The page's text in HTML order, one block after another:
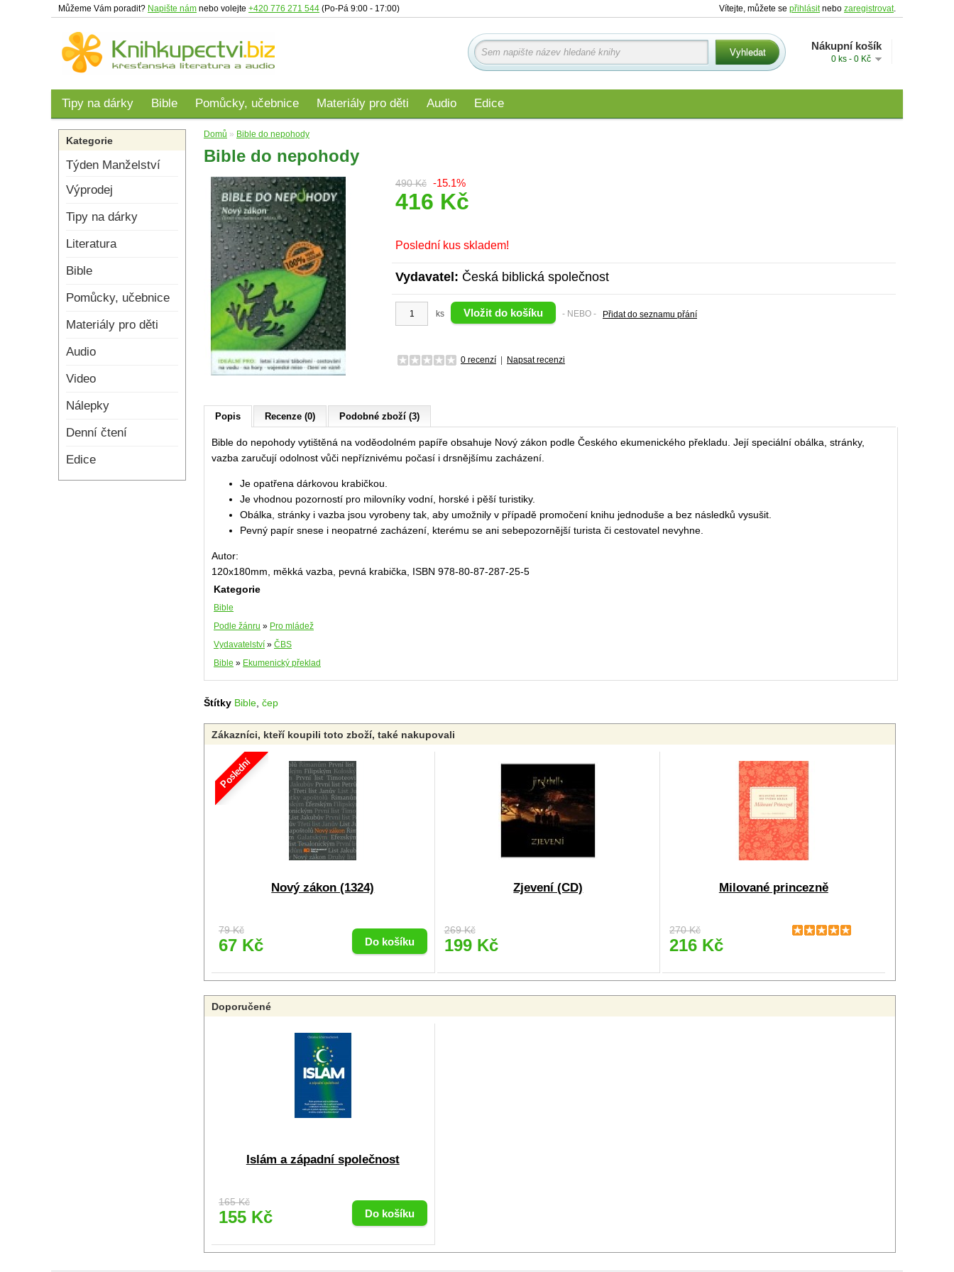
Můžeme Vám poradit? Napište nám nebo volejte +420 776 271 544 (Po-Pá 9:00 - 17:00) Vítejte, můžete se přihlásitnebo zaregistrovat.
Nákupní košík
0 ks - 0 Kč
Tipy na dárky Bible Pomůcky, učebnice Materiály pro děti Audio Edice
Kategorie
Týden Manželství
Výprodej
Tipy na dárky
Literatura
Bible
Pomůcky, učebnice
Materiály pro děti
Audio
Video
Nálepky
Denní čtení
Edice
Domů » Bible do nepohody
Bible do nepohody
490 Kč -15.1%
416 Kč
Poslední kus skladem!
Vydavatel: Česká biblická společnost
ks - NEBO - Přidat do seznamu přání
0 recenzí Napsat recenzi
Popis Recenze (0) Podobné zboží (3)
Bible do nepohody vytištěná na voděodolném papíře obsahuje Nový zákon podle Českého ekumenického překladu. Její speciální obálka, stránky,
vazba zaručují odolnost vůči nepříznivému počasí i drsnějšímu zacházení.
Je opatřena dárkovou krabičkou.
Je vhodnou pozorností pro milovníky vodní, horské i pěší turistiky.
Obálka, stránky i vazba jsou vyrobeny tak, aby umožnily v případě promočení knihu jednoduše a bez následků vysušit.
Pevný papír snese i neopatrné zacházení, kterému se ani sebepozornější turista či cestovatel nevyhne.
Autor:
120x180mm, měkká vazba, pevná krabička, ISBN 978-80-87-287-25-5
Kategorie
Bible
Podle žánru » Pro mládež
Vydavatelství » ČBS
Bible » Ekumenický překlad
Štítky Bible čep
Zákazníci, kteří koupili toto zboží, také nakupovali
Poslední
Nový zákon (1324)
79 Kč
67 Kč
Zjevení (CD)
269 Kč
199 Kč
Milované princezně
270 Kč
216 Kč
Doporučené
Islám a západní společnost
165 Kč
155 Kč